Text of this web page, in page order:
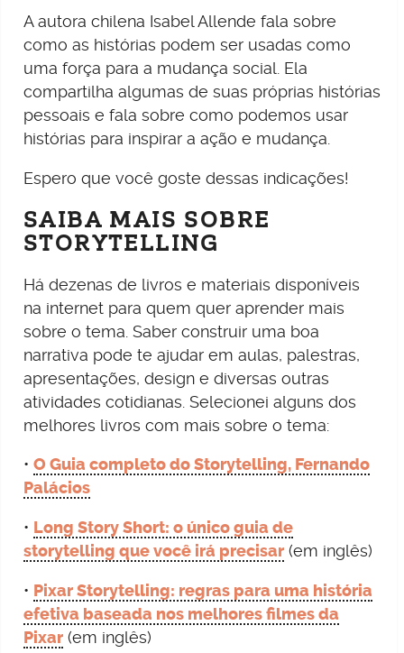
A autora chilena Isabel Allende fala sobre
como as histórias podem ser usadas como
uma força para a mudança social. Ela
compartilha algumas de suas próprias histórias
pessoais e fala sobre como podemos usar
histórias para inspirar a ação e mudança.
Espero que você goste dessas indicações!
SAIBA MAIS SOBRE
STORYTELLING
Há dezenas de livros e materiais disponíveis
na internet para quem quer aprender mais
sobre o tema. Saber construir uma boa
narrativa pode te ajudar em aulas, palestras,
apresentações, design e diversas outras
atividades cotidianas. Selecionei alguns dos
melhores livros com mais sobre o tema:
• O Guia completo do Storytelling, Fernando
Palácios
• Long Story Short: o único guia de
storytelling que você irá precisar (em inglês)
• Pixar Storytelling: regras para uma história
efetiva baseada nos melhores filmes da
Pixar (em inglês)